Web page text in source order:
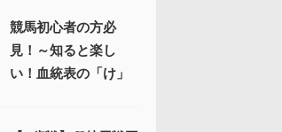
競馬初心者の方必
見！～知ると楽し
い！血統表の「け」